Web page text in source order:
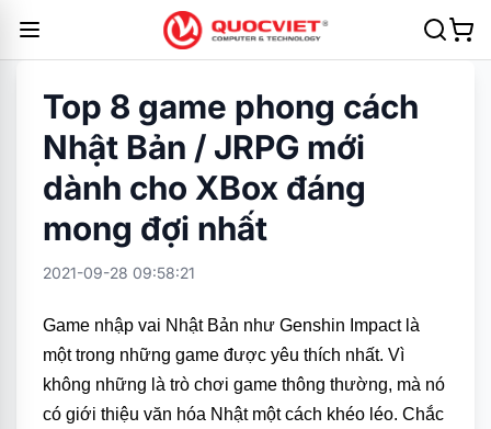
Top 8 game phong cách
Nhật Bản / JRPG mới
dành cho XBox đáng
mong đợi nhất
2021-09-28 09:58:21
Game nhập vai Nhật Bản như Genshin Impact là
một trong những game được yêu thích nhất. Vì
không những là trò chơi game thông thường, mà nó
có giới thiệu văn hóa Nhật một cách khéo léo. Chắc